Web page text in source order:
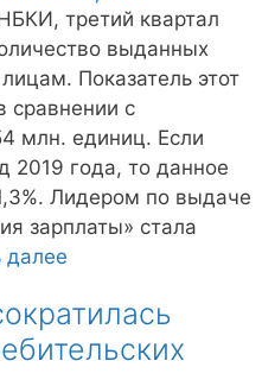
третий квартал
выданных
Показатель этот
сравнении с
млн. единиц. Если
2019 года, то данное
Лидером по выдаче
зарплаты» стала
далее
В
третьем